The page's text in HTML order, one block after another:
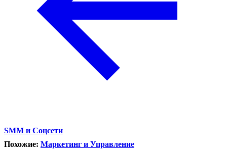
SMM и Соцсети
Похожие: Маркетинг и Управление